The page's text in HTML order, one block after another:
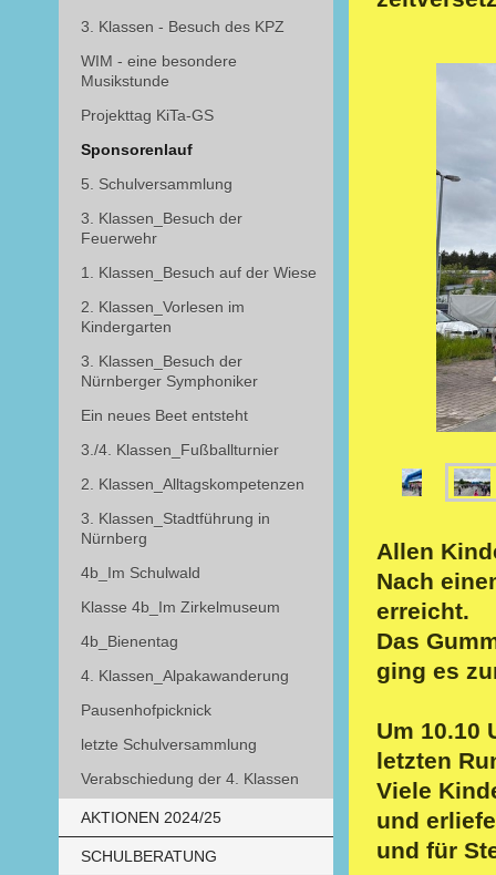
Allen
Nach
erreicht.
Das
ging es
Um 10.10
letzten
Viele
und
und für
3. Klassen - Besuch des KPZ
WIM - eine besondere
Musikstunde
Projekttag KiTa-GS
Sponsorenlauf
5. Schulversammlung
3. Klassen_Besuch der
Feuerwehr
1. Klassen_Besuch auf der Wiese
2. Klassen_Vorlesen im
Kindergarten
3. Klassen_Besuch der
Nürnberger Symphoniker
Ein neues Beet entsteht
3./4. Klassen_Fußballturnier
2. Klassen_Alltagskompetenzen
3. Klassen_Stadtführung in
Nürnberg
4b_Im Schulwald
Klasse 4b_Im Zirkelmuseum
4b_Bienentag
4. Klassen_Alpakawanderung
Pausenhofpicknick
letzte Schulversammlung
Verabschiedung der 4. Klassen
AKTIONEN 2024/25
SCHULBERATUNG